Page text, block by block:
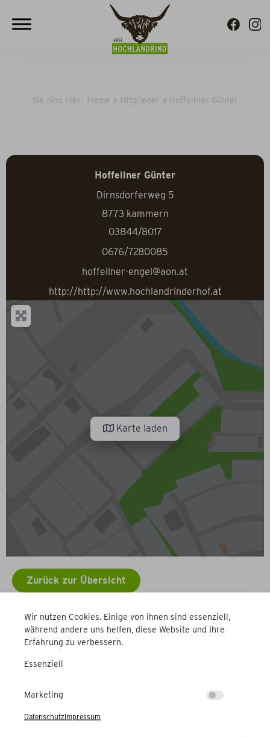
Wir nutzen Cookies. Einige von ihnen sind essenziell,
während andere uns helfen, diese Website und Ihre
Erfahrung zu verbessern.
Essenziell
Marketing
DatenschutzImpressum
Sie sind hier: Home » Mitglieder » Hoffellner Günter
Hoffellner Günter
Dirnsdorferweg 5
8773 kammern
03844/8017
0676/7280085
hoffellner-engel@aon.at
http://http://www.hochlandrinderhof.at
Karte laden
Zurück zur Übersicht
Weitere Betriebe